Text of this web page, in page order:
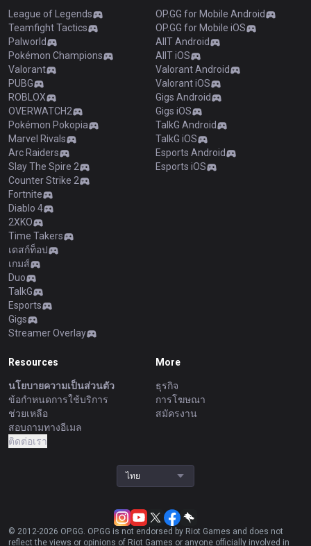
League of Legends
Teamfight Tactics
Palworld
Pokémon Champions
Valorant
PUBG
ROBLOX
OVERWATCH2
Pokémon Pokopia
Marvel Rivals
Arc Raiders
Slay The Spire 2
Counter Strike 2
Fortnite
Diablo 4
2XKO
Time Takers
เดสก์ท็อป
เกมส์
Duo
TalkG
Esports
Gigs
Streamer Overlay
OP.GG for Mobile Android
OP.GG for Mobile iOS
AllT Android
AllT iOS
Valorant Android
Valorant iOS
Gigs Android
Gigs iOS
TalkG Android
TalkG iOS
Esports Android
Esports iOS
Resources
นโยบายความเป็นส่วนตัว
ข้อกำหนดการใช้บริการ
ช่วยเหลือ
สอบถามทางอีเมล
ติดต่อเรา
More
ธุรกิจ
การโฆษณา
สมัครงาน
ไทย
© 2012-2026 OP.GG. OP.GG is not endorsed by Riot Games and does not
reflect the views or opinions of Riot Games or anyone officially involved in